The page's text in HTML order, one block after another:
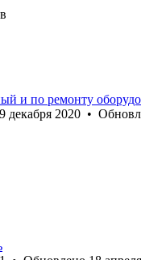
и по ремонту
декабря 2020 •